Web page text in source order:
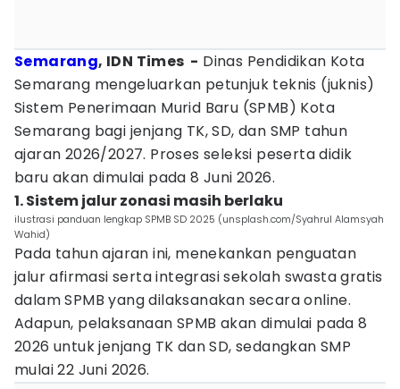
Semarang, IDN Times - Dinas Pendidikan Kota
Semarang mengeluarkan petunjuk teknis (juknis)
Sistem Penerimaan Murid Baru (SPMB) Kota
Semarang bagi jenjang TK, SD, dan SMP tahun
ajaran 2026/2027. Proses seleksi peserta didik
baru akan dimulai pada 8 Juni 2026.
1. Sistem jalur zonasi masih berlaku
ilustrasi panduan lengkap SPMB SD 2025 (unsplash.com/Syahrul Alamsyah
Wahid)
Pada tahun ajaran ini, menekankan penguatan
jalur afirmasi serta integrasi sekolah swasta gratis
dalam SPMB yang dilaksanakan secara online.
Adapun, pelaksanaan SPMB akan dimulai pada 8
2026 untuk jenjang TK dan SD, sedangkan SMP
mulai 22 Juni 2026.